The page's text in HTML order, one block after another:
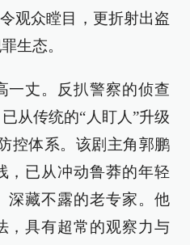
观众瞠目，更折射出盗
生态。
一丈。反扒警察的侦查
从传统的“人盯人”升级
控体系。该剧主角郭鹏
，已从冲动鲁莽的年轻
深藏不露的老专家。他
，具有超常的观察力与